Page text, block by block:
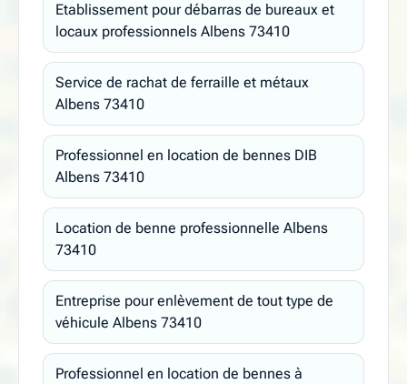
Etablissement pour débarras de bureaux et
locaux professionnels Albens 73410
Service de rachat de ferraille et métaux
Albens 73410
Professionnel en location de bennes DIB
Albens 73410
Location de benne professionnelle Albens
73410
Entreprise pour enlèvement de tout type de
véhicule Albens 73410
Professionnel en location de bennes à